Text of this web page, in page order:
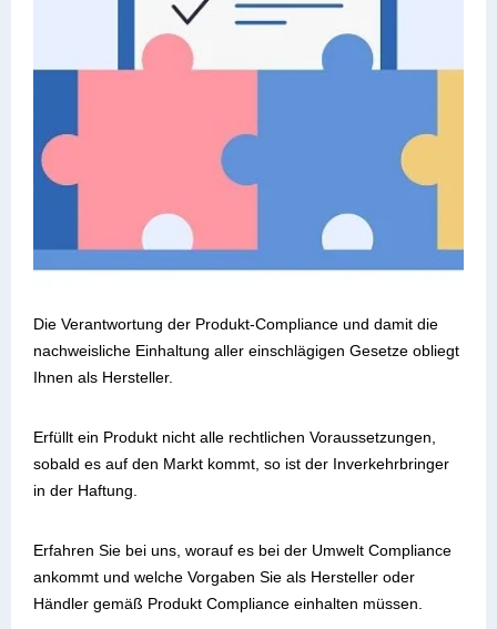
Die Verantwortung der Produkt-Compliance und damit die
nachweisliche Einhaltung aller einschlägigen Gesetze obliegt
Ihnen als Hersteller.
Erfüllt ein Produkt nicht alle rechtlichen Voraussetzungen,
sobald es auf den Markt kommt, so ist der Inverkehrbringer
in der Haftung.
Erfahren Sie bei uns, worauf es bei der Umwelt Compliance
ankommt und welche Vorgaben Sie als Hersteller oder
Händler gemäß Produkt Compliance einhalten müssen.